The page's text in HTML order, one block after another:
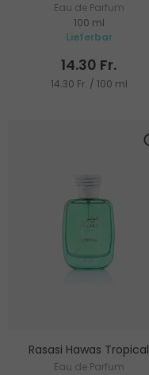
Eau de Parfum
100 ml
Lieferbar
14.30 Fr.
14.30 Fr. / 100 ml
Rasasi Hawas Tropical
Eau de Parfum